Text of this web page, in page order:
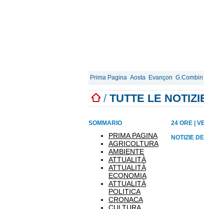
Prima Pagina Aosta Evançon G.Combin
/ TUTTE LE
SOMMARIO
PRIMA PAGINA
AGRICOLTURA
AMBIENTE
ATTUALITÀ
ATTUALITÀ
ECONOMIA
ATTUALITÀ
POLITICA
CRONACA
24 ORE
NOTIZIE